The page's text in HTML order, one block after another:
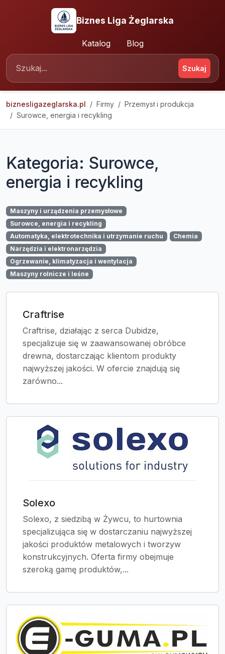
Biznes Liga Żeglarska
Katalog Blog
Szukaj
biznesligazeglarska.pl Firmy
Przemysł i produkcja
Surowce, energia i recykling
Kategoria: Surowce,
energia i recykling
Maszyny i urządzenia przemysłowe
Surowce, energia i recykling
Automatyka, elektrotechnika i utrzymanie ruchu
Chemia
Narzędzia i elektronarzędzia
Ogrzewanie, klimatyzacja i wentylacja
Maszyny rolnicze i leśne
Craftrise
Craftrise, działając z serca Dubidze,
specjalizuje się w zaawansowanej obróbce
drewna, dostarczając klientom produkty
najwyższej jakości. W ofercie znajdują się
zarówno...
Solexo
Solexo, z siedzibą w Żywcu, to hurtownia
specjalizująca się w dostarczaniu najwyższej
jakości produktów metalowych i tworzyw
konstrukcyjnych. Oferta firmy obejmuje
szeroką gamę produktów,...